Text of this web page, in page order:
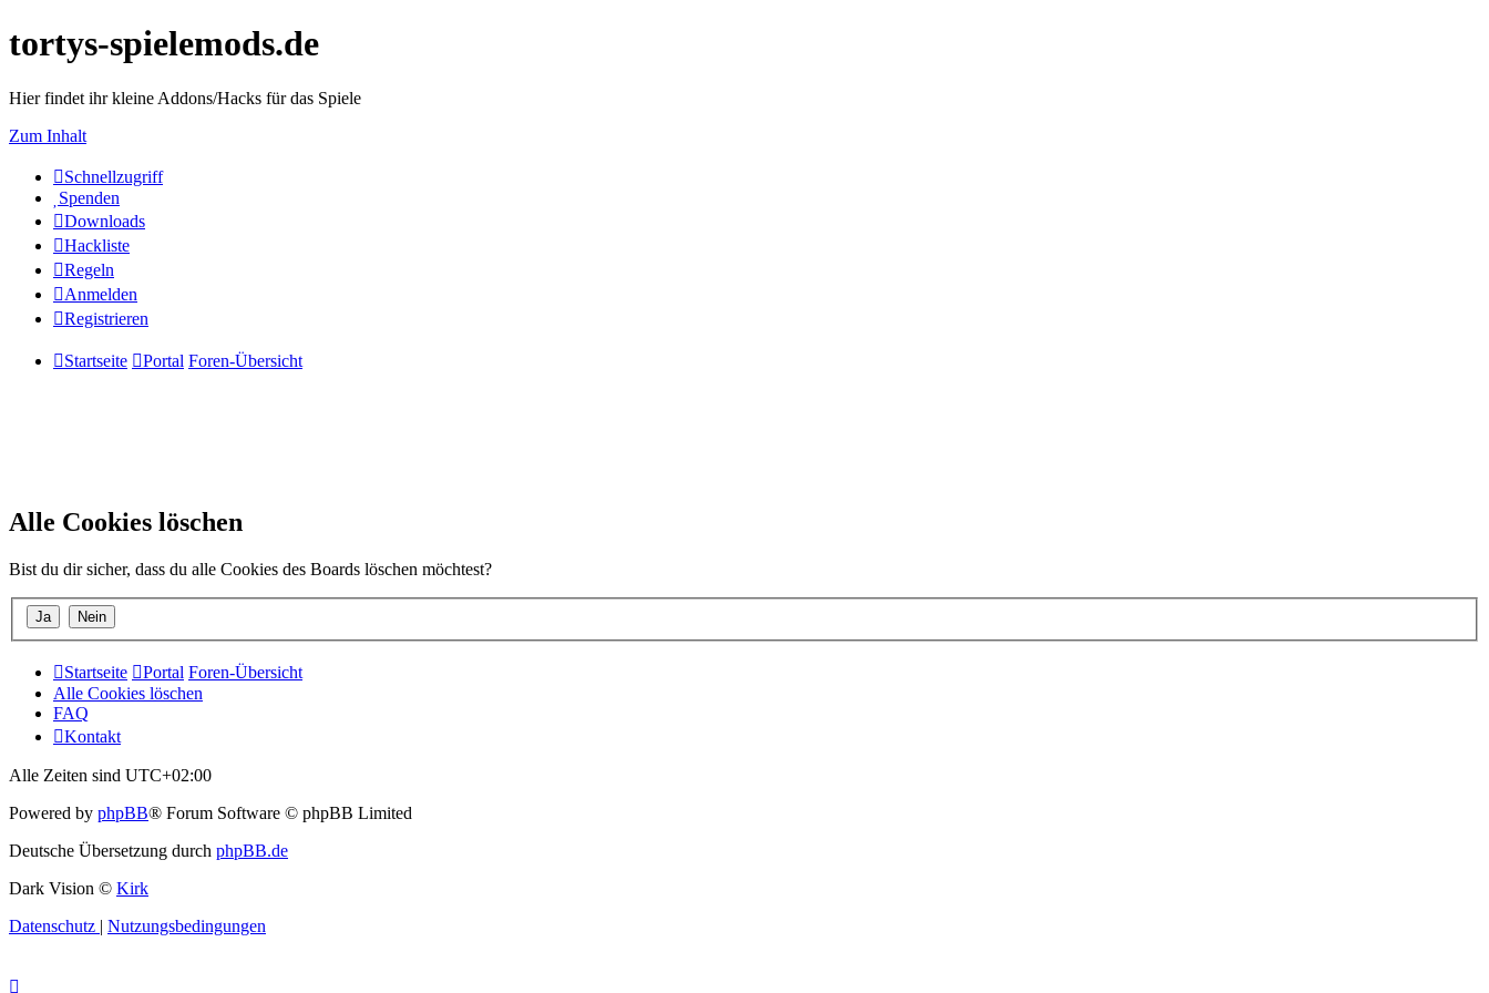
tortys-spielemods.de
Hier findet ihr kleine Addons/Hacks für das Spiele
Zum Inhalt
Schnellzugriff
Spenden
Downloads
Hackliste
Regeln
Anmelden
Registrieren
Startseite Portal Foren-Übersicht
Alle Cookies löschen
Bist du dir sicher, dass du alle Cookies des Boards löschen möchtest?
Startseite Portal Foren-Übersicht
Alle Cookies löschen
FAQ
Kontakt
Alle Zeiten sind UTC+02:00
Powered by phpBB® Forum Software © phpBB Limited
Deutsche Übersetzung durch phpBB.de
Dark Vision © Kirk
Datenschutz | Nutzungsbedingungen